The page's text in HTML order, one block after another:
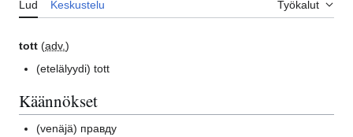
Lud Keskustelu Työkalut
tott (adv.)
(etelälyydi)tott
Käännökset
(venäjä) правду